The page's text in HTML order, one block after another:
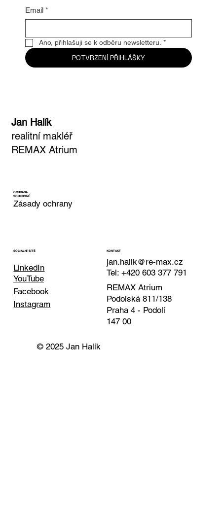
Email *
Ano, přihlašuji se k odběru newsletteru. *
POTVRZENÍ PŘIHLÁŠKY
Jan Halík
realitní makléř
REMAX Atrium
OCHRANA
SOUKROMÍ
Zásady ochrany
SOCIÁLNÍ SÍTĚ
LinkedIn
Facebook
YouTube
Instagram
KONTAKT
jan.halik@re-max.cz
Tel: +420 603 377 791
REMAX Atrium
Podolská 811/138
Praha 4 - Podolí
147 00
© 2025 Jan Halík